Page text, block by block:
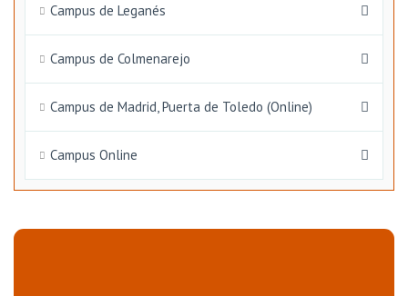
Campus de Leganés
Campus de Colmenarejo
Campus de Madrid, Puerta de Toledo (Online)
Campus Online